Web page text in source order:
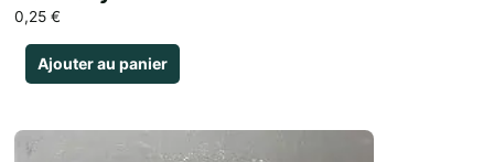
0,25 €
Ajouter au panier